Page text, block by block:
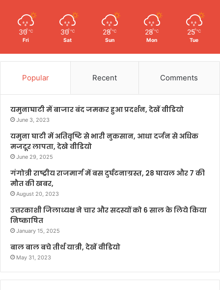
30 ℃
Fri
30 ℃
Sat
28 ℃
Sun
28 ℃
Mon
25 ℃
Tue
Popular Recent Comments
यमुनाघाटी में बाजार बंद जमकर हुआ प्रदर्शन, देखें वीडियो
June 3, 2023
यमुना घाटी में अतिवृष्टि से भारी नुकसान, आधा दर्जन से अधिक
मजदूर लापता, देखे वीडियो
June 29, 2025
गंगोत्री राष्ट्रीय राजमार्ग में बस दुर्घटनाग्रस्त, 28 घायल और 7 की
मौत की खबर,
August 20, 2023
उत्तरकाशी जिलाध्यक्ष ने चार और सदस्यों को 6 साल के लिये किया
निष्काषित
January 15, 2025
बाल बाल बचे तीर्थ यात्री, देखें वीडियो
May 31, 2023